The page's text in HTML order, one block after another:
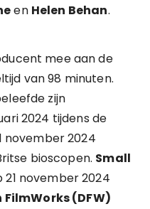
en Helen Behan.
mee aan de
van 98 minuten.
zijn
2024 tijdens de
november 2024
bioscopen. Small
21 november 2024
FilmWorks (DFW)